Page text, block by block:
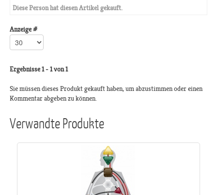
Diese Person hat diesen Artikel gekauft.
Anzeige #
Ergebnisse 1 - 1 von 1
Sie müssen dieses Produkt gekauft haben, um abzustimmen oder einen
Kommentar abgeben zu können.
Verwandte Produkte